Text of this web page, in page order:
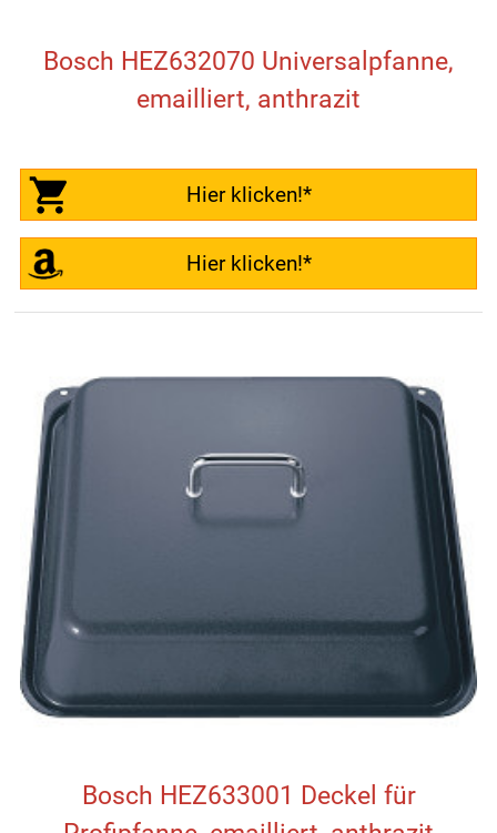
Bosch HEZ632070 Universalpfanne,
emailliert, anthrazit
Hier klicken!*
Hier klicken!*
Bosch HEZ633001 Deckel für